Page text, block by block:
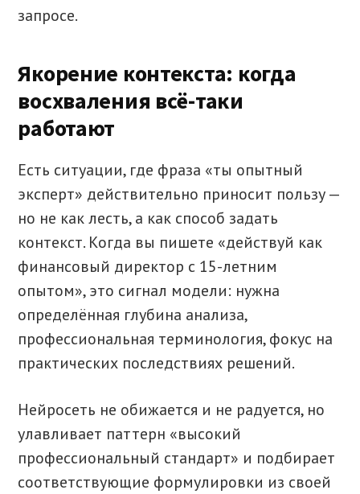
запросе.
Якорение контекста: когда
восхваления всё-таки
работают
Есть ситуации, где фраза «ты опытный
эксперт» действительно приносит пользу —
но не как лесть, а как способ задать
контекст. Когда вы пишете «действуй как
финансовый директор с 15-летним
опытом», это сигнал модели: нужна
определённая глубина анализа,
профессиональная терминология, фокус на
практических последствиях решений.
Нейросеть не обижается и не радуется, но
улавливает паттерн «высокий
профессиональный стандарт» и подбирает
соответствующие формулировки из своей